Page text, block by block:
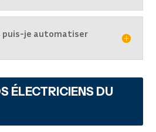
puis-je automatiser
ÉLECTRICIENS DU